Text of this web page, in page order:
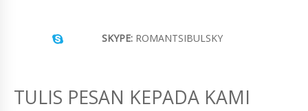
SKYPE: ROMANTSIBULSKY
TULIS PESAN KEPADA KAMI